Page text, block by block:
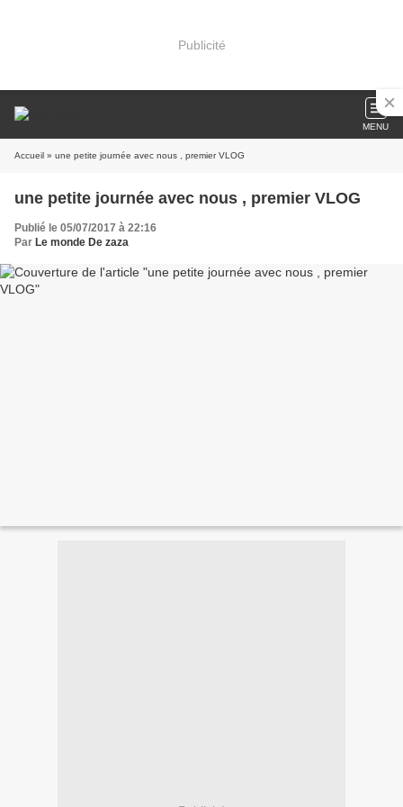
Publicité
MENU
Accueil » une petite journée avec nous , premier VLOG
une petite journée avec nous , premier VLOG
Publié le 05/07/2017 à 22:16
Par Le monde De zaza